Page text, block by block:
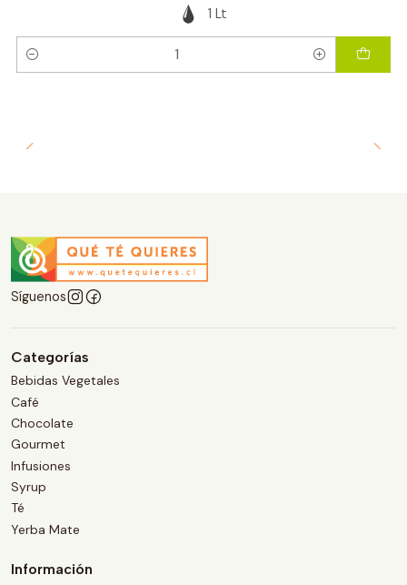
1 Lt
Cantidad
Síguenos
Categorías
Bebidas Vegetales
Café
Chocolate
Gourmet
Infusiones
Syrup
Té
Yerba Mate
Información